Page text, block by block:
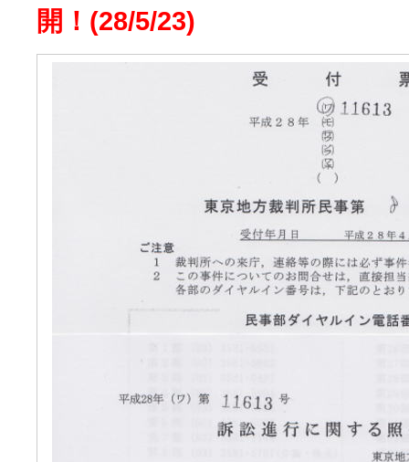
開！(28/5/23)